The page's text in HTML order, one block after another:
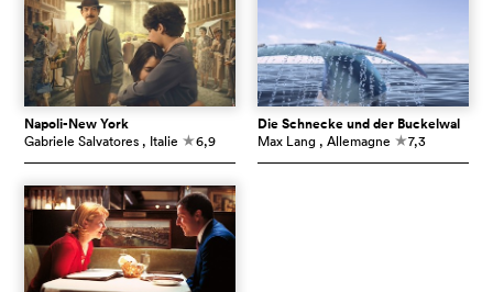
Napoli-New York
Gabriele Salvatores , Italie c6,9
Die Schnecke und der Buckelwal
Max Lang , Allemagne c7,3